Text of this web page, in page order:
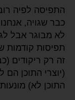
התפיסה לפיה
כבר שגויה,
תפיסות קודמות
זה רק ריקודים
(יוצרי התוכן הם
התוכן לא)